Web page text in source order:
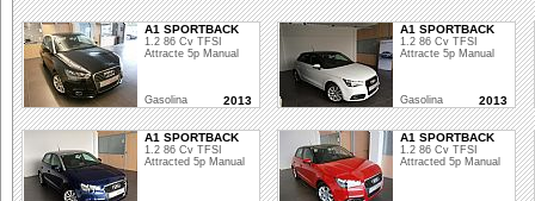
A1 SPORTBACK
1.2 86 Cv TFSI
Attracte 5p Manual
Gasolina 2013
A1 SPORTBACK
1.2 86 Cv TFSI
Attracte 5p Manual
Gasolina 2013
A1 SPORTBACK
1.2 86 Cv TFSI
Attracted 5p Manual
A1 SPORTBACK
1.2 86 Cv TFSI
Attracted 5p Manual